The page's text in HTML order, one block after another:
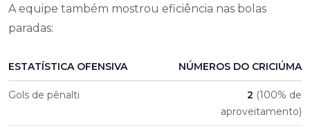
A equipe também mostrou eficiência nas bolas
paradas:
ESTATÍSTICA OFENSIVA NÚMEROS DO CRICIÚMA
Gols de pênalti 2 (100% de
aproveitamento)